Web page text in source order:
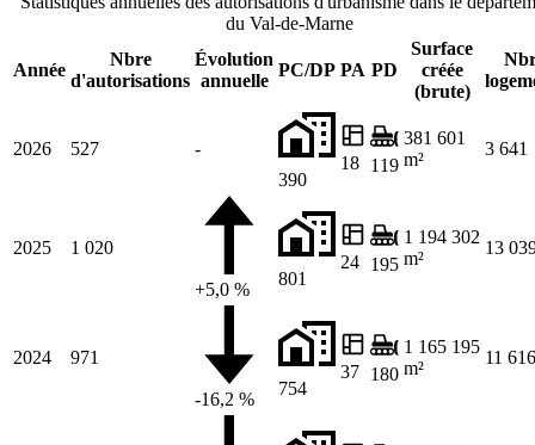
du Val-de-Marne
Année
Nbre
d'autorisations
Évolution
annuelle
PC/DP PA PD
Surface
créée
(brute)
2026 527
-
390
18 119
381 601
m²
3 641
2025 1 020
+5,0 %
801
24 195
1 194 302
m²
13
2024 971
-16,2 %
754
37 180
1 165 195
m²
11 616